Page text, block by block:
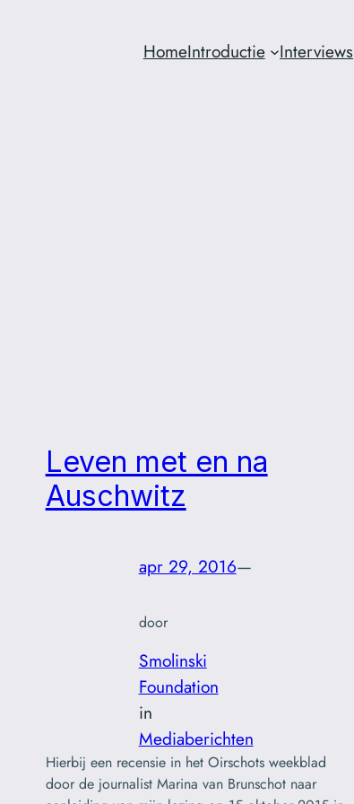
HomeIntroductie Interviews
Leven met en na
Auschwitz
apr 29, 2016—
door
Smolinski
Foundation
in
Mediaberichten
Hierbij een recensie in het Oirschots weekblad
door de journalist Marina van Brunschot naar